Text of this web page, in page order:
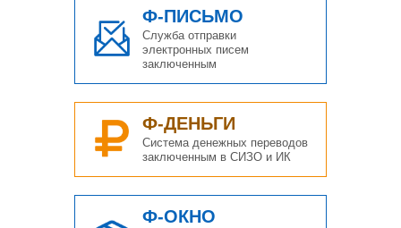
Ф-ПИСЬМО
Служба отправки
электронных писем
заключенным
Ф-ДЕНЬГИ
Система денежных переводов
заключенным в СИЗО и ИК
Ф-ОКНО